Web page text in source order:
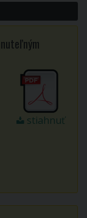
stiahnuť